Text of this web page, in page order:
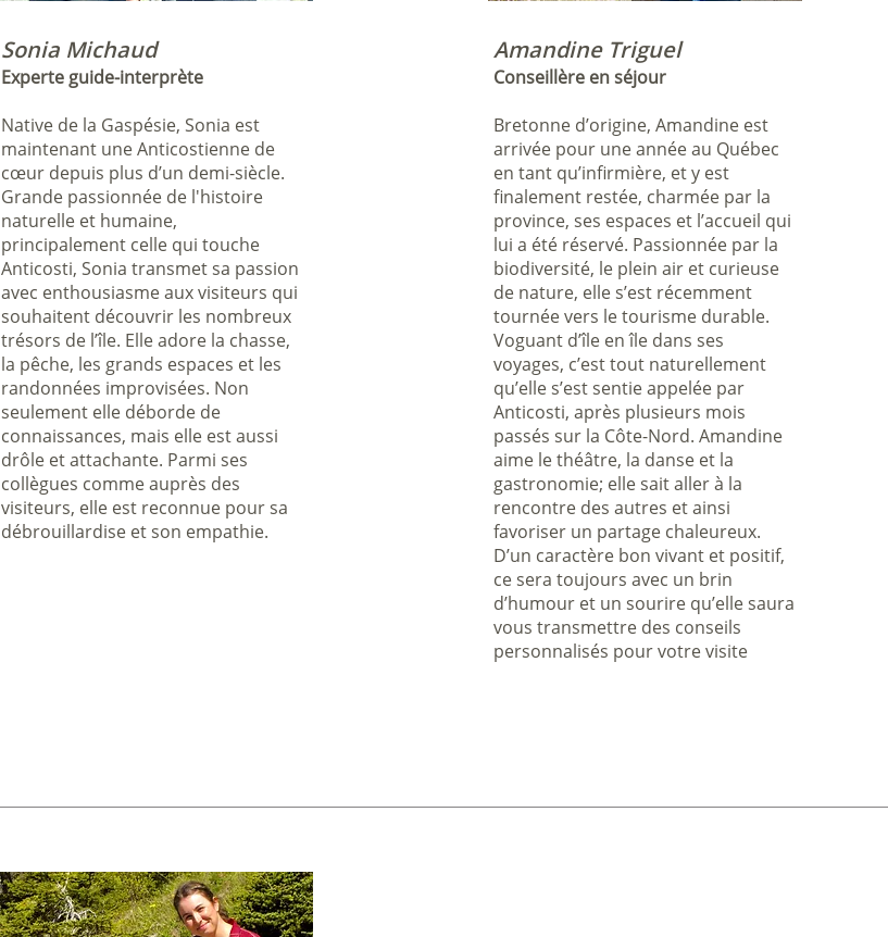
Sonia Michaud
Experte guide-interprète​
Native de la Gaspésie, Sonia est
maintenant une Anticostienne de
cœur depuis plus d’un demi-siècle.
Grande passionnée de l'histoire
naturelle et humaine,
principalement celle qui touche
Anticosti, Sonia transmet sa passion
avec enthousiasme aux visiteurs qui
souhaitent découvrir les nombreux
trésors de l’île. Elle adore la chasse,
la pêche, les grands espaces et les
randonnées improvisées. Non
seulement elle déborde de
connaissances, mais elle est aussi
drôle et attachante. Parmi ses
collègues comme auprès des
visiteurs, elle est reconnue pour sa
débrouillardise et son empathie.
Amandine Triguel
Conseillère en séjour
Bretonne d’origine, Amandine est
arrivée pour une année au Québec
en tant qu’infirmière, et y est
finalement restée, charmée par la
province, ses espaces et l’accueil qui
lui a été réservé. Passionnée par la
biodiversité, le plein air et curieuse
de nature, elle s’est récemment
tournée vers le tourisme durable.
Voguant d’île en île dans ses
voyages, c’est tout naturellement
qu’elle s’est sentie appelée par
Anticosti, après plusieurs mois
passés sur la Côte-Nord. Amandine
aime le théâtre, la danse et la
gastronomie; elle sait aller à la
rencontre des autres et ainsi
favoriser un partage chaleureux.
D’un caractère bon vivant et positif,
ce sera toujours avec un brin
d’humour et un sourire qu’elle saura
vous transmettre des conseils
personnalisés pour votre visite